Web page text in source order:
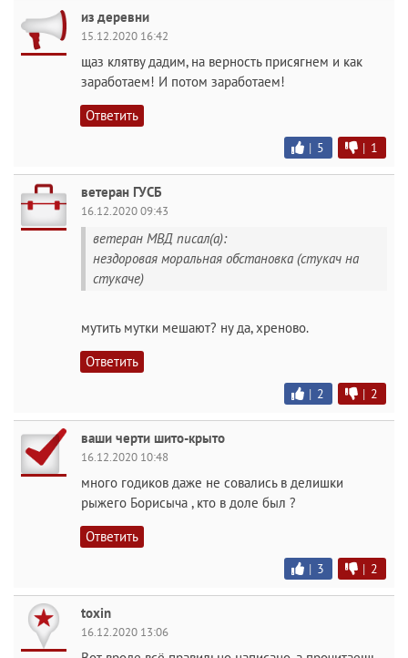
из деревни
15.12.2020 16:42
щаз клятву дадим, на верность присягнем и как
заработаем! И потом заработаем!
Ответить
| 5 | 1
ветеран ГУСБ
16.12.2020 09:43
ветеран МВД писал(а):
нездоровая моральная обстановка (стукач на
стукаче)
мутить мутки мешают? ну да, хреново.
Ответить
| 2 | 2
ваши черти шито-крыто
16.12.2020 10:48
много годиков даже не совались в делишки
рыжего Борисыча , кто в доле был ?
Ответить
| 3 | 2
toxin
16.12.2020 13:06